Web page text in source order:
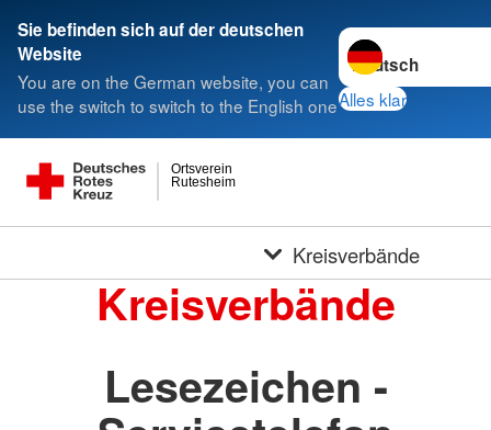
Sie befinden sich auf der deutschen
Website
You are on the German website, you can
use the switch to switch to the English one
Sprache wechseln
Alles klar
Rutesheim
Ortsverein
Kreisverbände
Kreisverbände
Lesezeichen -